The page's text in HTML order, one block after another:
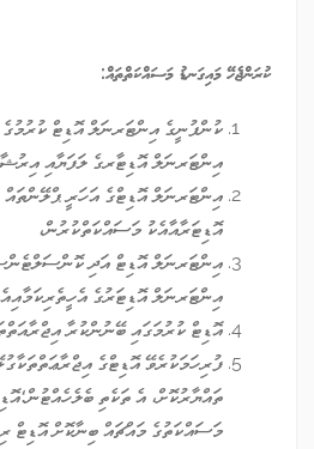
ކުރަންޖެހޭ މައިގަނޑު މަސައްކަތްތައް:
ކުންފުނީގެ އިންޓަރނަލް އޮޑިޓް
އިންޓަރނަލް އޮޑިޓާރގެ ލަފަޔާއި
އިންޓަރނަލް އޮޑިޓްގެ އަހަރީ
އޮޑިޓަރާއާއެކު މަސައްކަތްކުރުން،
އިންޓަރނަލް އޮޑިޓް އަދި
އިންޓަރނަލް އޮޑިޓަރުގެ
އޮޑިޓް ކުރުމަގައި ބޭނުންކުރާ
ފުރިހަމަކުރެވޭ އޮޑިޓްގެ
ތައްޔާރުކޮށް، އެ ތަކެތި
މަސައްކަތުގެ މައްޗައް ބިނާކޮށް އޮޑިޓް